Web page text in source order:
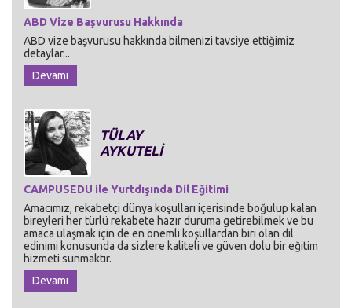
ABD Vize Başvurusu Hakkında
ABD vize başvurusu hakkında bilmenizi tavsiye ettiğimiz
detaylar...
Devamı
TÜLAY
AYKUTELİ
CAMPUSEDU ile Yurtdışında Dil Eğitimi
Amacımız, rekabetçi dünya koşulları içerisinde boğulup kalan
bireyleri her türlü rekabete hazır duruma getirebilmek ve bu
amaca ulaşmak için de en önemli koşullardan biri olan dil
edinimi konusunda da sizlere kaliteli ve güven dolu bir eğitim
hizmeti sunmaktır.
Devamı